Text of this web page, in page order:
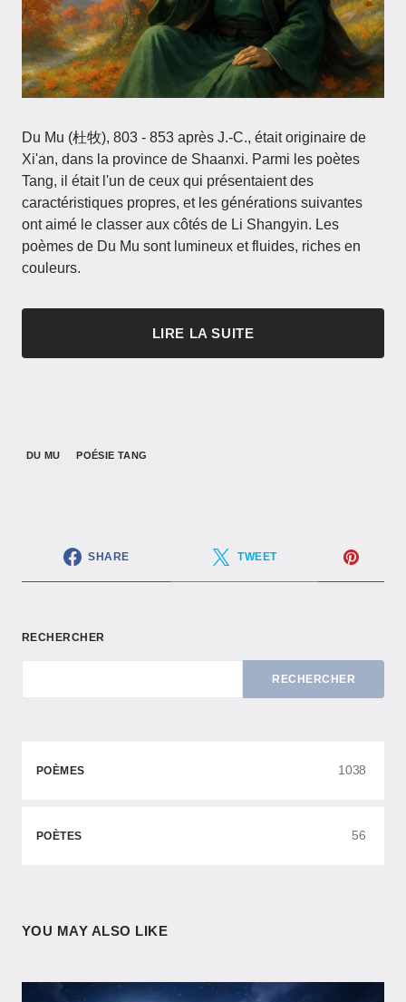
Du Mu (杜牧), 803 - 853 après J.-C., était originaire de
Xi'an, dans la province de Shaanxi. Parmi les poètes
Tang, il était l'un de ceux qui présentaient des
caractéristiques propres, et les générations suivantes
ont aimé le classer aux côtés de Li Shangyin. Les
poèmes de Du Mu sont lumineux et fluides, riches en
couleurs.
LIRE LA SUITE
DU MU POÉSIE TANG
SHARE TWEET
RECHERCHER
RECHERCHER
POÈMES 1038
POÈTES 56
YOU MAY ALSO LIKE